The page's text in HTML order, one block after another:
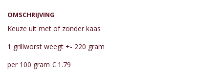
OMSCHRIJVING
Keuze uit met of zonder kaas
1 grillworst weegt +- 220 gram
per 100 gram € 1.79